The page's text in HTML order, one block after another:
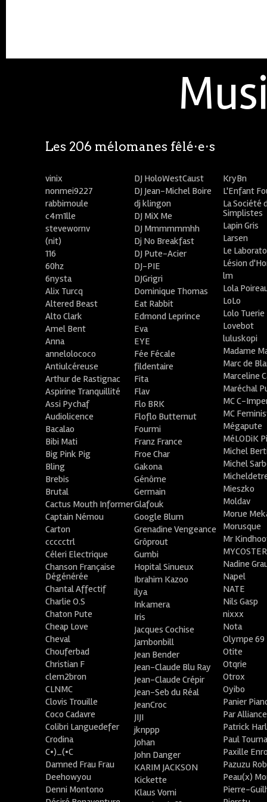
Les 206 mélomanes fêlé⋅e⋅s
vinix
nonmei9227
rabbimoule
c4m1lle
stevewornv
(nit)
116
60hz
6nysta
Alix Turcq
Altered Beast
Alto Clark
Amel Bent
Anna
annelolococo
Antiulcéreuse
Arthur de Rastignac
Aspirine Tranquillité
Assi Pychaf
Audiolicence
Bacalao
Bibi Mati
Big Pink Pig
Bling
Brebis
Brutal
Cactus Mouth Informer
Captain Némou
Carton
ccccctrl
Céleri Electrique
Chanson Française
Dégénérée
Chantal Affectif
Charlie O.S
Chaton Pute
Cheap Love
Cheval
Chouferbad
Christian F
clem2bron
CLNMC
Clovis Trouille
Coco Cadavre
Colibri Languedefer
Crodina
C•)_(•C
Damned Frau Frau
Deehowyou
Denni Montono
DJ HoloWestCaust
DJ Jean-Michel Boire
dj klingon
DJ MiX Me
DJ Mmmmmmhh
Dj No Breakfast
DJ Pute-Acier
DJ-PIE
DJGrigri
Dominique Thomas
Eat Rabbit
Edmond Leprince
Eva
EYE
Fée Fécale
fildentaire
Fita
Flav
Flo BRK
Floflo Butternut
Fourmi
Franz France
Froe Char
Gakona
Génôme
Germain
Glafouk
Google Blum
Grenadine Vengeance
Grôprout
Gumbi
Hopital Sinueux
Ibrahim Kazoo
ilya
Inkamera
Iris
Jacques Cochise
Jambonbill
Jean Bender
Jean-Claude Blu Ray
Jean-Claude Crépir
Jean-Seb du Réal
JeanCroc
JIJI
jknppp
Johan
John Danger
KARIM JACKSON
Kickette
Klaus Vomi
KryBn
L'Enfant
La Société
Simplistes
Lapin Gris
Larsen
Le
Lésion
lm
Lola
LoLo
Lolo Tuerie
Lovebot
luluskopi
Madame
Marc de
Marceline
Maréchal
MC C-
MC
Mégapute
MéLODiK
Michel
Michel
Mieszko
Moldav
Morue
Morusque
Mr
MYCOSTER
Nadine
Napel
NATE
Nils Gasp
nixxx
Nota
Olympe 69
Otite
Otqrie
Otrox
Oyibo
Panier
Par Alliance
Patrick
Paul
Paxille
Pazuzu
Peau(x)
Pierre-